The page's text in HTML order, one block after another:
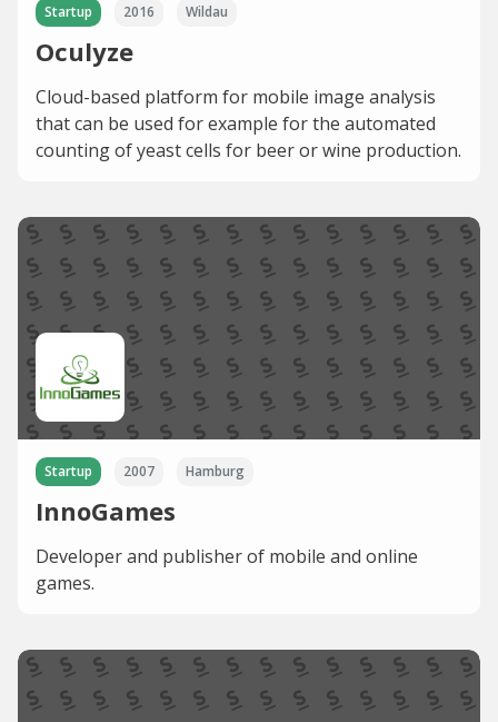
Startup 2016 Wildau
Oculyze
Cloud-based platform for mobile image analysis
that can be used for example for the automated
counting of yeast cells for beer or wine production.
Startup 2007 Hamburg
InnoGames
Developer and publisher of mobile and online
games.